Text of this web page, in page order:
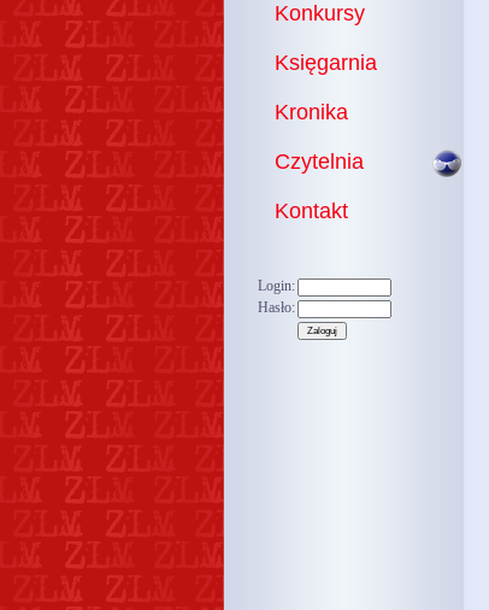
Konkursy
Księgarnia
Kronika
Czytelnia
Kontakt
Login:
Hasło: